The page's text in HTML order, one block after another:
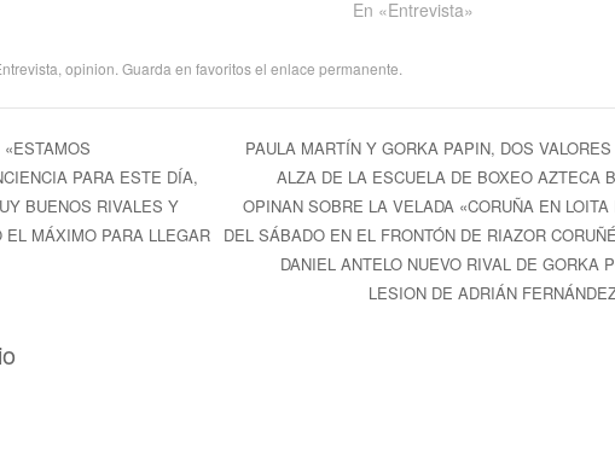
En «Entrevista»
opinion . Guarda en favoritos el enlace permanente
entradas
PARA ESTE DÍA,
BUENOS RIVALES Y
EL MÁXIMO PARA LLEGAR
PAULA MARTÍN Y GORKA PAPIN, DOS
ALZA DE LA ESCUELA DE BOXEO AZTECA
OPINAN SOBRE LA VELADA «CORUÑA EN LOITA
DEL SÁBADO EN EL FRONTÓN DE RIAZOR
DANIEL ANTELO NUEVO RIVAL DE GORKA
LESION DE ADRIÁN